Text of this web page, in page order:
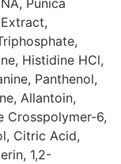
Punica
Histidine HCl,
Panthenol,
Allantoin,
Crosspolymer-6,
Citric Acid,
1,2-